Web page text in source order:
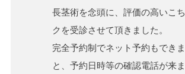
長茎術を念頭に、評価の高いこ
クを受診させて頂きました。
完全予約制でネット予約もでき
と、予約日時等の確認電話が来ま